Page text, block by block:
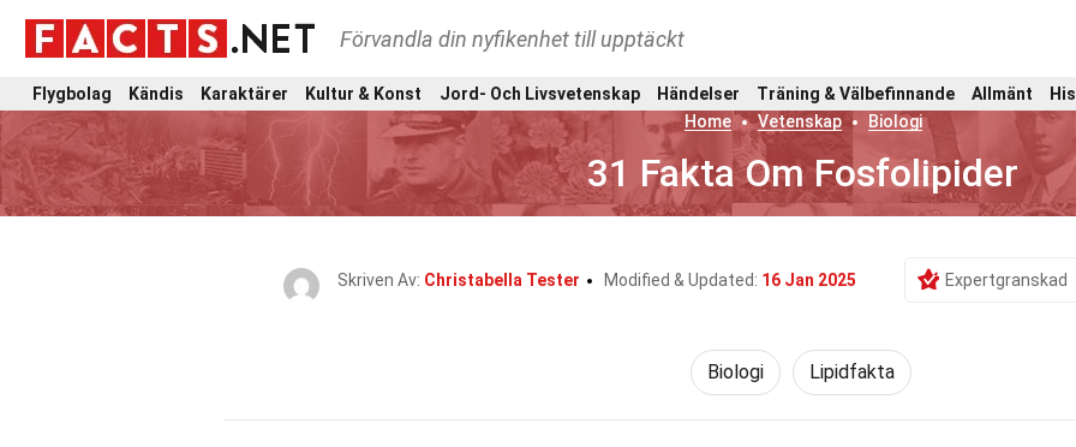
Förvandla din nyfikenhet till upptäckt
Flygbolag Kändis Karaktärer Kultur & Konst Jord- Och Livsvetenskap Händelser Träning & Välbefinnande Allmänt
Home
Vetenskap Biologi
31 Fakta Om Fosfolipider
Skriven Av: Christabella Tester Modified & Updated: 16 Jan 2025 Expertgranskad
Biologi Lipidfakta